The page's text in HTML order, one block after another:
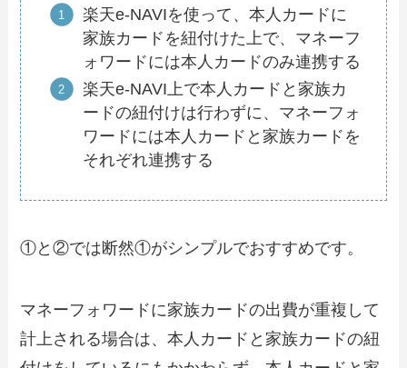
楽天e-NAVIを使って、本人カードに
家族カードを紐付けた上で、マネーフ
ォワードには本人カードのみ連携する
楽天e-NAVI上で本人カードと家族カ
ードの紐付けは行わずに、マネーフォ
ワードには本人カードと家族カードを
それぞれ連携する
①と②では断然①がシンプルでおすすめです。
マネーフォワードに家族カードの出費が重複して
計上される場合は、本人カードと家族カードの紐